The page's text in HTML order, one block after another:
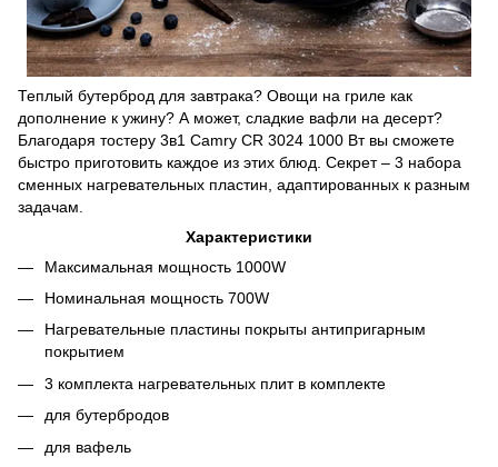
Теплый бутерброд для завтрака? Овощи на гриле как
дополнение к ужину? А может, сладкие вафли на десерт?
Благодаря тостеру 3в1 Camry CR 3024 1000 Вт вы сможете
быстро приготовить каждое из этих блюд. Секрет – 3 набора
сменных нагревательных пластин, адаптированных к разным
задачам.
Характеристики
Максимальная мощность 1000W
Номинальная мощность 700W
Нагревательные пластины покрыты антипригарным
покрытием
3 комплекта нагревательных плит в комплекте
для бутербродов
для вафель